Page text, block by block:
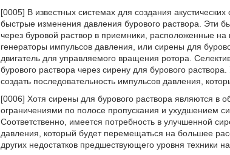
[0005] В известных системах для создания
быстрые изменения давления бурового раствора. Эти
через буровой раствор в приемники, расположенные
генераторы импульсов давления, или сирены для
двигатель для управляемого вращения ротора.
бурового раствора через сирену для бурового
создать последовательность импульсов давления,
[0006] Хотя сирены для бурового раствора являются в
ограничениями по полосе пропускания и ухудшением
Соответственно, имеется потребность в улучшенной
давления, который будет перемещаться на большее
других недостатков предшествующего уровня техники